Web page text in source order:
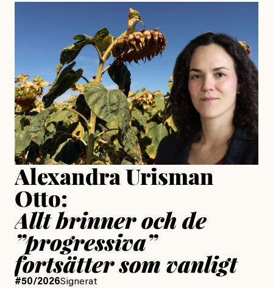
Jonas Lundström
Publicerad24 July, 2026
#23/2026
Jesper Lundby: ”Livet i sig
är ganska politiskt”
Jesper Lundby
Publicerad15 July, 2026
Uppdaterad15 July, 2026
Alexandra Urisman
Otto:
Allt brinner och de
”progressiva”
fortsätter som vanligt
#50/2026Signerat